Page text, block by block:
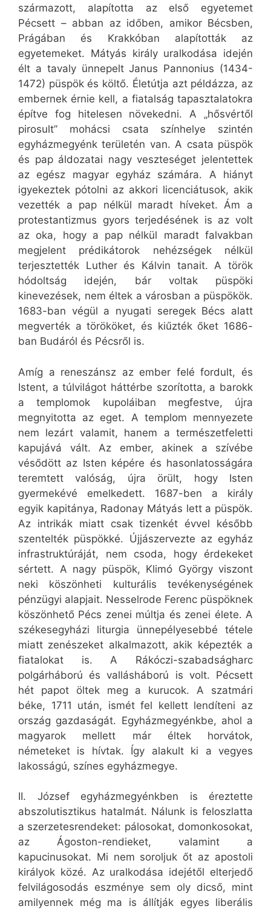
származott, alapította az első egyetemet
Pécsett – abban az időben, amikor Bécsben,
Prágában és Krakkóban alapították az
egyetemeket. Mátyás király uralkodása idején
élt a tavaly ünnepelt Janus Pannonius (1434-
1472) püspök és költő. Életútja azt példázza, az
embernek érnie kell, a fiatalság tapasztalatokra
építve fog hitelesen növekedni. A „hősvértől
pirosult” mohácsi csata színhelye szintén
egyházmegyénk területén van. A csata püspök
és pap áldozatai nagy veszteséget jelentettek
az egész magyar egyház számára. A hiányt
igyekeztek pótolni az akkori licenciátusok, akik
vezették a pap nélkül maradt híveket. Ám a
protestantizmus gyors terjedésének is az volt
az oka, hogy a pap nélkül maradt falvakban
megjelent prédikátorok nehézségek nélkül
terjesztették Luther és Kálvin tanait. A török
hódoltság idején, bár voltak püspöki
kinevezések, nem éltek a városban a püspökök.
1683-ban végül a nyugati seregek Bécs alatt
megverték a törököket, és kiűzték őket 1686-
ban Budáról és Pécsről is.
Amíg a reneszánsz az ember felé fordult, és
Istent, a túlvilágot háttérbe szorította, a barokk
a templomok kupoláiban megfestve, újra
megnyitotta az eget. A templom mennyezete
nem lezárt valamit, hanem a természetfeletti
kapujává vált. Az ember, akinek a szívébe
vésődött az Isten képére és hasonlatosságára
teremtett valóság, újra örült, hogy Isten
gyermekévé emelkedett. 1687-ben a király
egyik kapitánya, Radonay Mátyás lett a püspök.
Az intrikák miatt csak tizenkét évvel később
szentelték püspökké. Újjászervezte az egyház
infrastruktúráját, nem csoda, hogy érdekeket
sértett. A nagy püspök, Klimó György viszont
neki köszönheti kulturális tevékenységének
pénzügyi alapjait. Nesselrode Ferenc püspöknek
köszönhető Pécs zenei múltja és zenei élete. A
székesegyházi liturgia ünnepélyesebbé tétele
miatt zenészeket alkalmazott, akik képezték a
fiatalokat is. A Rákóczi-szabadságharc
polgárháború és vallásháború is volt. Pécsett
hét papot öltek meg a kurucok. A szatmári
béke, 1711 után, ismét fel kellett lendíteni az
ország gazdaságát. Egyházmegyénkbe, ahol a
magyarok mellett már éltek horvátok,
németeket is hívtak. Így alakult ki a vegyes
lakosságú, színes egyházmegye.
II. József egyházmegyénkben is éreztette
abszolutisztikus hatalmát. Nálunk is feloszlatta
a szerzetesrendeket: pálosokat, domonkosokat,
az Ágoston-rendieket, valamint a
kapucinusokat. Mi nem soroljuk őt az apostoli
királyok közé. Az uralkodása idejétől elterjedő
felvilágosodás eszménye sem oly dicső, mint
amilyennek még ma is állítják egyes liberális